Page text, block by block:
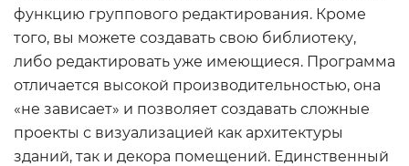
функцию группового редактирования. Кроме
того, вы можете создавать свою библиотеку,
либо редактировать уже имеющиеся. Программа
отличается высокой производительностью, она
«не зависает» и позволяет создавать сложные
проекты с визуализацией как архитектуры
зданий, так и декора помещений. Единственный